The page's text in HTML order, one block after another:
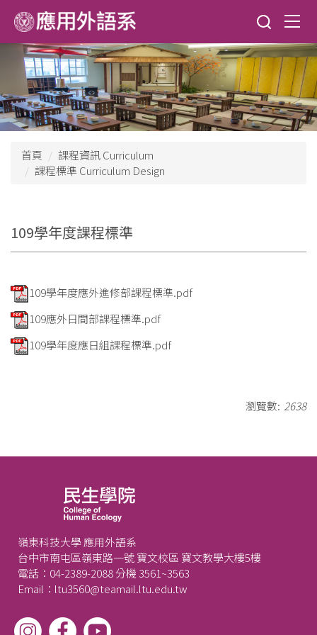
到
主
區
首頁
課程資訊 Curriculum
課程標準 Curriculum Design
109學年度課程標準
109學年度應外進修部課程標準.pdf
109應外日間部課程標準.pdf
109學年度應日組課程標準.pdf
瀏覽數: 2638
嶺東科技大學 應用外語系
台中市南屯區嶺東路一號 寶文校區 寶文教學大樓5樓
電話：04-2389-2088 分機 3561~3563
Email：ltu3560@teamail.ltu.edu.tw